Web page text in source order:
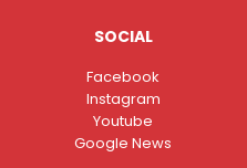
SOCIAL
Facebook
Instagram
Youtube
Google News